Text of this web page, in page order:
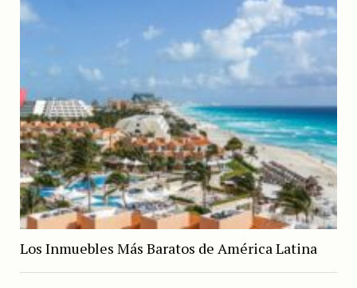
Los Inmuebles Más Baratos de América Latina